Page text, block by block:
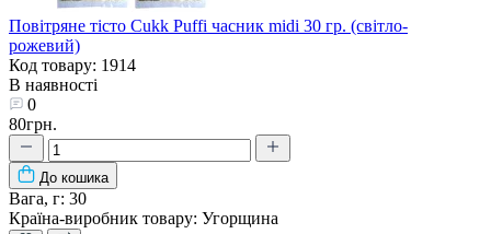
Повітряне тісто Cukk Puffi часник midi 30 гр. (світло-
рожевий)
Код товару: 1914
В наявності
0
80грн.
До кошика
Вага, г: 30
Країна-виробник товару: Угорщина